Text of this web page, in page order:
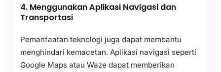
4. Menggunakan Aplikasi Navigasi dan
Transportasi
Pemanfaatan teknologi juga dapat membantu
menghindari kemacetan. Aplikasi navigasi seperti
Google Maps atau Waze dapat memberikan